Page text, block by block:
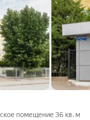
помещение 36 кв. м